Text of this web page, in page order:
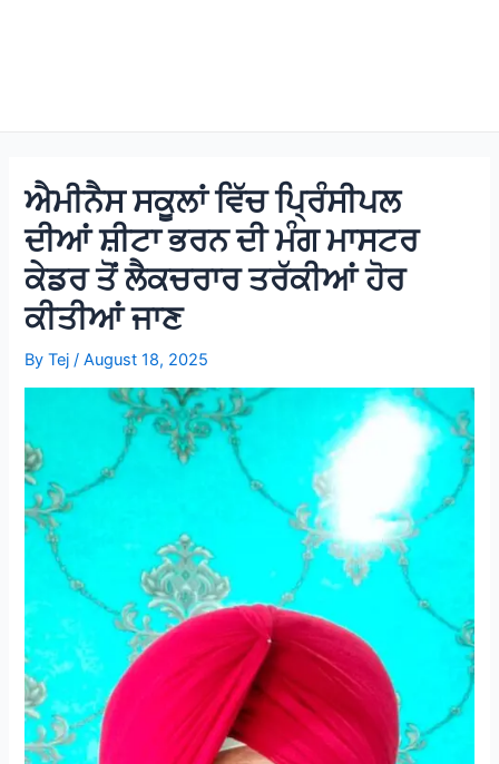
ਐਮੀਨੈਸ ਸਕੂਲਾਂ ਵਿੱਚ ਪ੍ਰਿੰਸੀਪਲ
ਦੀਆਂ ਸ਼ੀਟਾ ਭਰਨ ਦੀ ਮੰਗ ਮਾਸਟਰ
ਕੇਡਰ ਤੋਂ ਲੈਕਚਰਾਰ ਤਰੱਕੀਆਂ ਹੋਰ
ਕੀਤੀਆਂ ਜਾਣ
ByTej/August 18, 2025